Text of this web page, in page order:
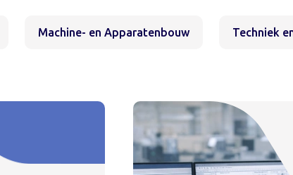
Machine- en Apparatenbouw Techniek